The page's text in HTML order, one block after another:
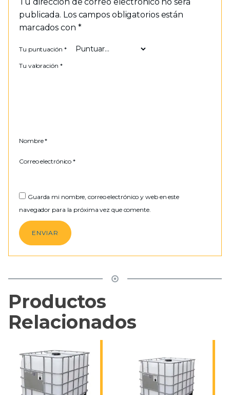
publicada. Los campos obligatorios están
marcados con *
Tu puntuación *
Tu valoración *
Nombre*
Correo electrónico*
Guarda mi nombre, correo electrónico y web en este
navegador para la próxima vez que comente.
Productos
Relacionados